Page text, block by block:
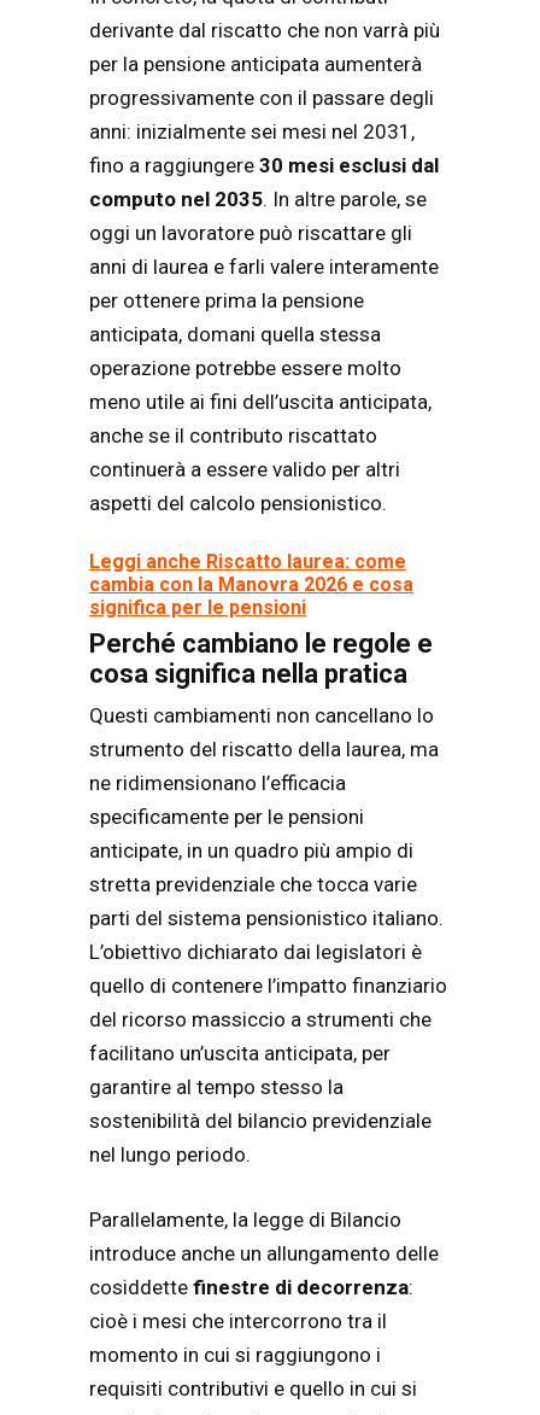
derivante dal riscatto che non varrà più
per la pensione anticipata aumenterà
progressivamente con il passare degli
anni: inizialmente sei mesi nel 2031,
fino a raggiungere 30 mesi esclusi dal
computo nel 2035. In altre parole, se
oggi un lavoratore può riscattare gli
anni di laurea e farli valere interamente
per ottenere prima la pensione
anticipata, domani quella stessa
operazione potrebbe essere molto
meno utile ai fini dell’uscita anticipata,
anche se il contributo riscattato
continuerà a essere valido per altri
aspetti del calcolo pensionistico.
Leggi anche Riscatto laurea: come
cambia con la Manovra 2026 e cosa
significa per le pensioni
Perché cambiano le regole e
cosa significa nella pratica
Questi cambiamenti non cancellano lo
strumento del riscatto della laurea, ma
ne ridimensionano l’efficacia
specificamente per le pensioni
anticipate, in un quadro più ampio di
stretta previdenziale che tocca varie
parti del sistema pensionistico italiano.
L’obiettivo dichiarato dai legislatori è
quello di contenere l’impatto finanziario
del ricorso massiccio a strumenti che
facilitano un’uscita anticipata, per
garantire al tempo stesso la
sostenibilità del bilancio previdenziale
nel lungo periodo.
Parallelamente, la legge di Bilancio
introduce anche un allungamento delle
cosiddette finestre di decorrenza:
cioè i mesi che intercorrono tra il
momento in cui si raggiungono i
requisiti contributivi e quello in cui si